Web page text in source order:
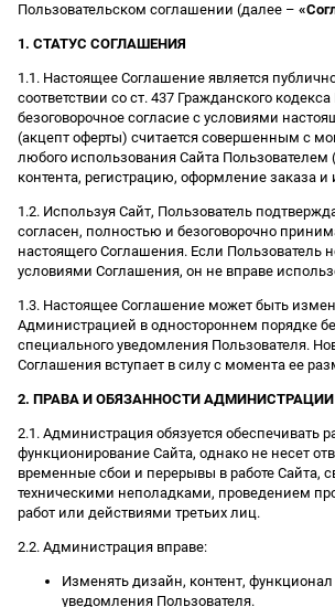
Пользовательском соглашении (далее –
1. СТАТУС СОГЛАШЕНИЯ
1.1. Настоящее Соглашение является
соответствии со ст. 437 Гражданского
безоговорочное согласие с условиями
(акцепт оферты) считается совершенным с
любого использования Сайта
контента, регистрацию, оформление заказа
1.2. Используя Сайт, Пользователь
согласен, полностью и безоговорочно
настоящего Соглашения. Если Пользователь
условиями Соглашения, он не вправе
1.3. Настоящее Соглашение может быть
Администрацией в одностороннем порядке
специального уведомления Пользователя.
Соглашения вступает в силу с момента ее
2. ПРАВА И ОБЯЗАННОСТИ АДМИНИСТРАЦИИ
2.1. Администрация обязуется обеспечивать
функционирование Сайта, однако не несет
временные сбои и перерывы в работе Сайта,
техническими неполадками, проведением
работ или действиями третьих лиц.
2.2. Администрация вправе:
Изменять дизайн, контент, функционал
уведомления Пользователя.